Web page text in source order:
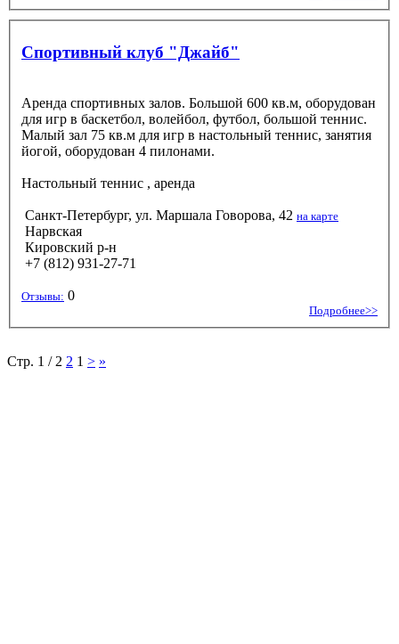
Спортивный клуб "Джайб"
Аренда спортивных залов. Большой 600 кв.м, оборудован
для игр в баскетбол, волейбол, футбол, большой теннис.
Малый зал 75 кв.м для игр в настольный теннис, занятия
йогой, оборудован 4 пилонами.
Настольный теннис , аренда
Санкт-Петербург, ул. Маршала Говорова, 42 на карте
Нарвская
Кировский р-н
+7 (812) 931-27-71
Отзывы: 0
Подробнее>>
Стр. 1 / 2 2 1 > »